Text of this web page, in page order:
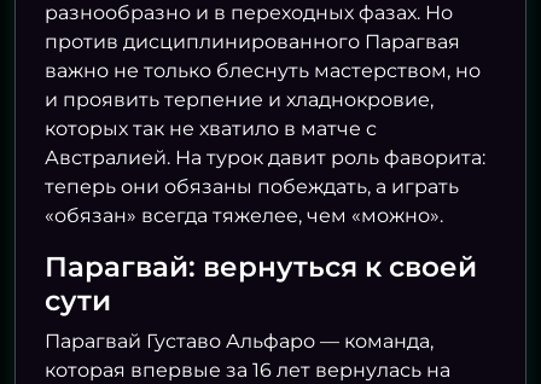
разнообразно и в переходных фазах. Но
против дисциплинированного Парагвая
важно не только блеснуть мастерством, но
и проявить терпение и хладнокровие,
которых так не хватило в матче с
Австралией. На турок давит роль фаворита:
теперь они обязаны побеждать, а играть
«обязан» всегда тяжелее, чем «можно».
Парагвай: вернуться к своей
сути
Парагвай Густаво Альфаро — команда,
которая впервые за 16 лет вернулась на